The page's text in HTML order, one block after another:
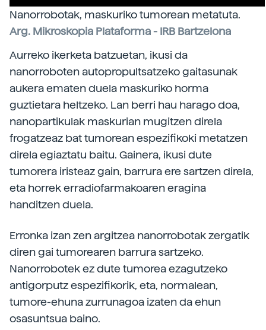
Nanorrobotak, maskuriko tumorean metatuta.
Arg. Mikroskopia Plataforma - IRB Bartzelona
Aurreko ikerketa batzuetan, ikusi da
nanorroboten autopropultsatzeko gaitasunak
aukera ematen duela maskuriko horma
guztietara heltzeko. Lan berri hau harago doa,
nanopartikulak maskurian mugitzen direla
frogatzeaz bat tumorean espezifikoki metatzen
direla egiaztatu baitu. Gainera, ikusi dute
tumorera iristeaz gain, barrura ere sartzen direla,
eta horrek erradiofarmakoaren eragina
handitzen duela.
Erronka izan zen argitzea nanorrobotak zergatik
diren gai tumorearen barrura sartzeko.
Nanorrobotek ez dute tumorea ezagutzeko
antigorputz espezifikorik, eta, normalean,
tumore-ehuna zurrunagoa izaten da ehun
osasuntsua baino.